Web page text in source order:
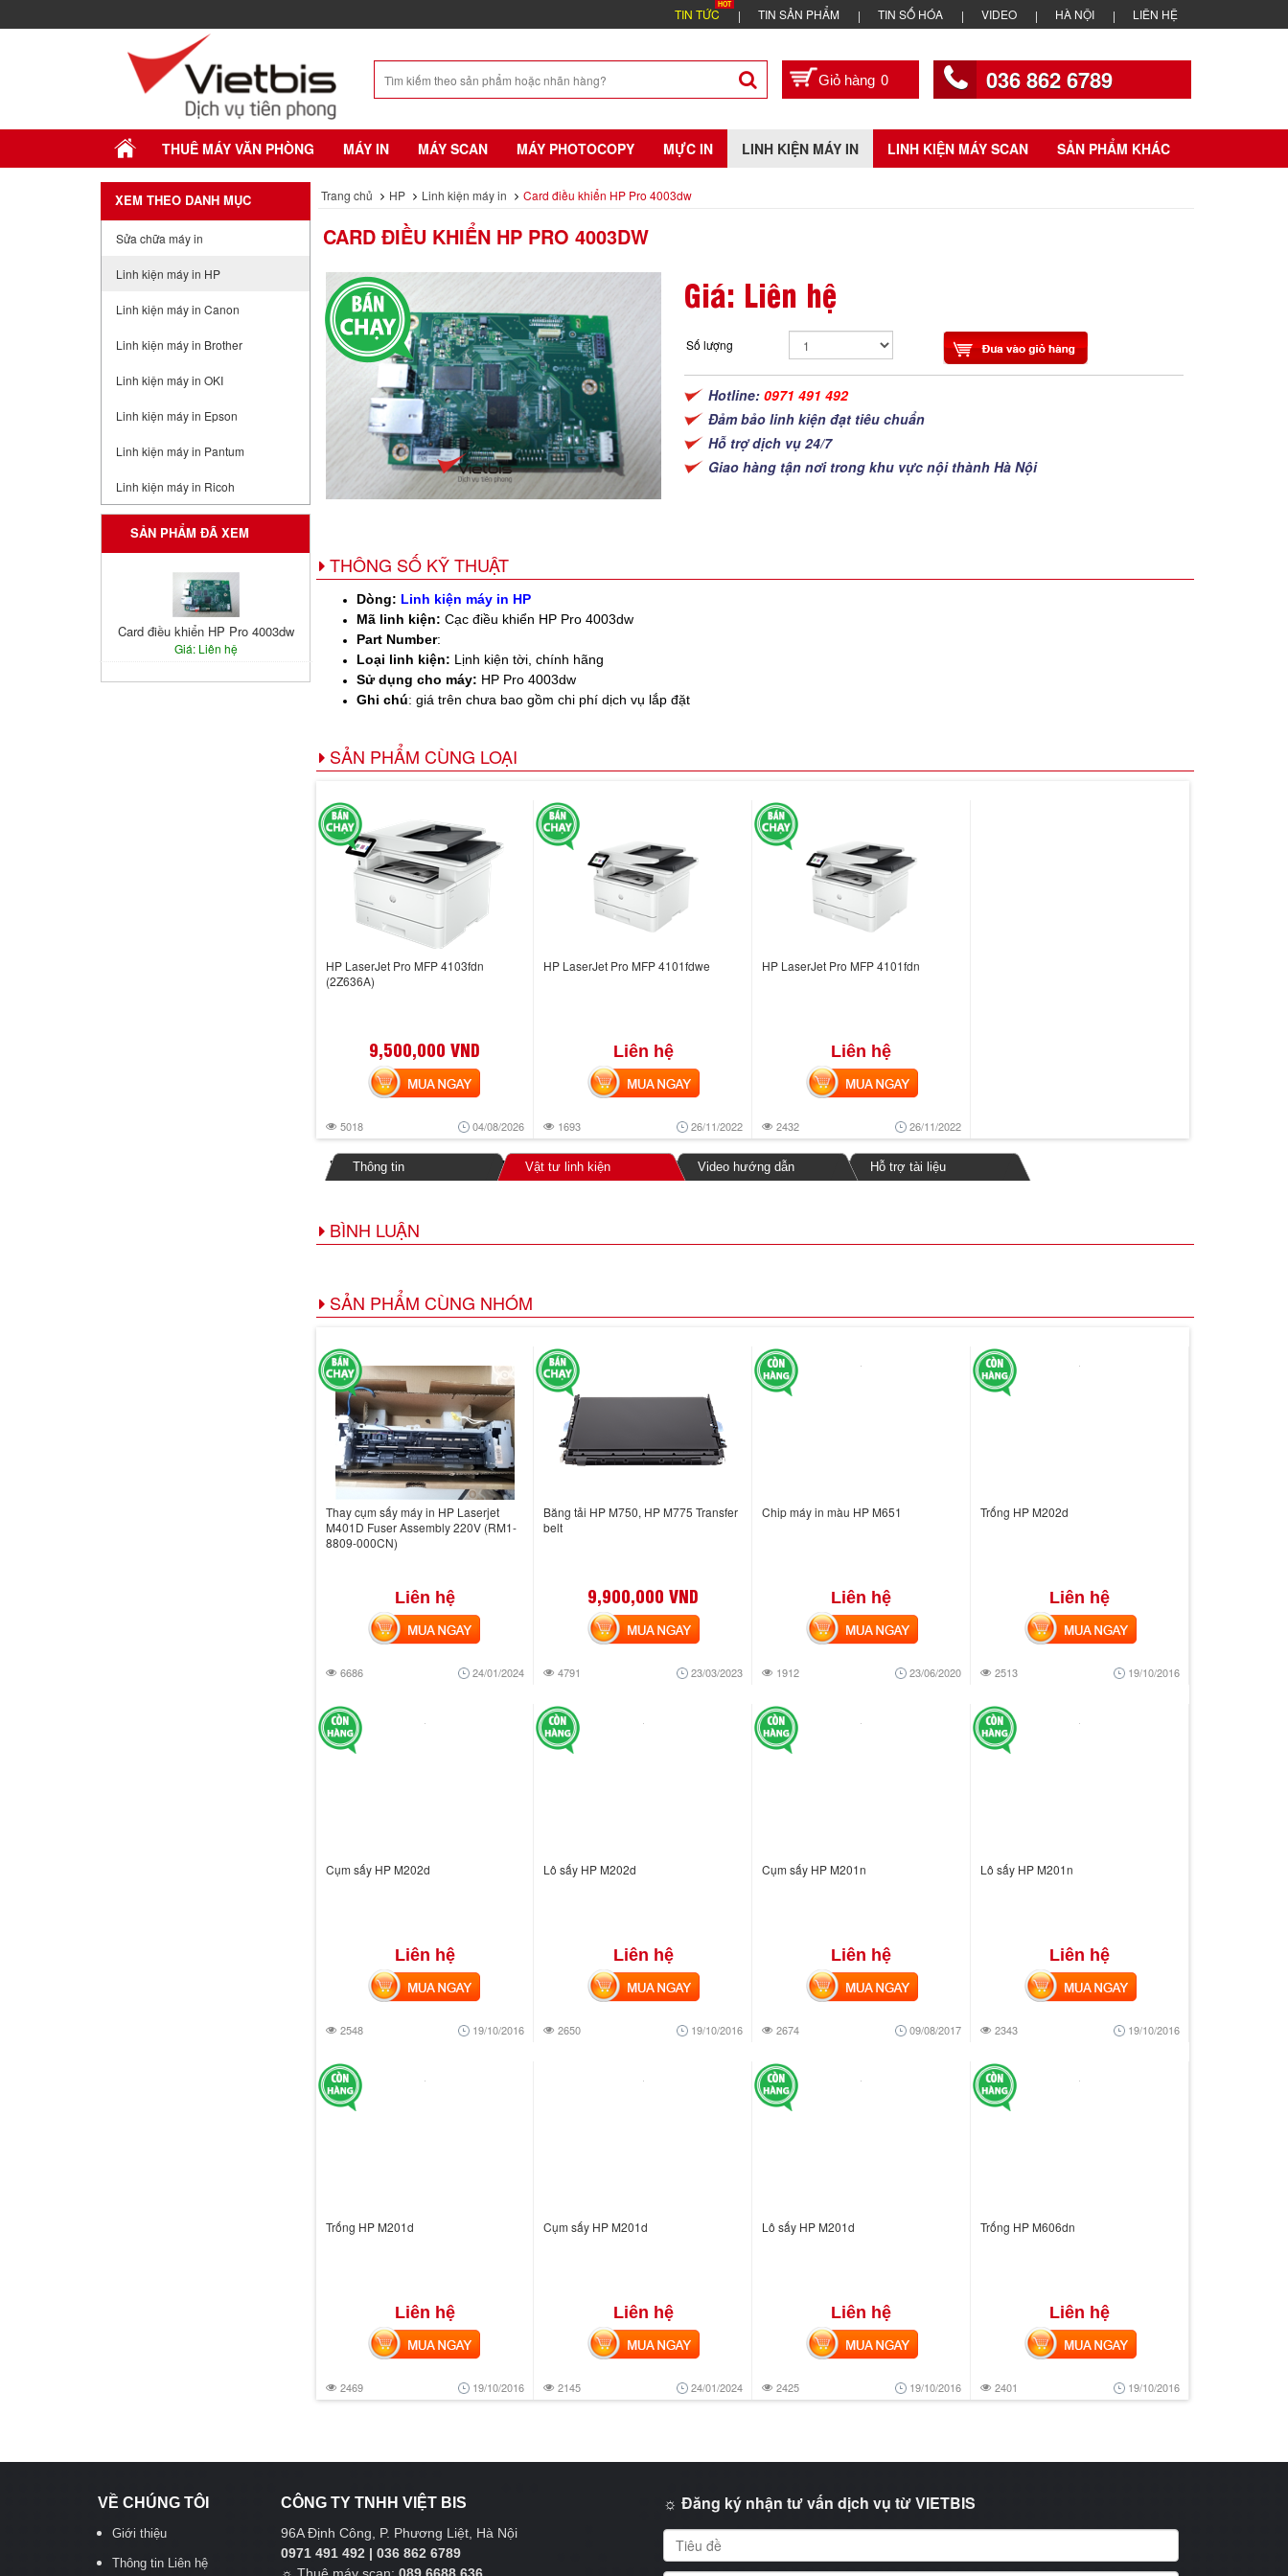
TIN TỨC TIN SẢN PHẨM TIN SỐ HÓA VIDEO HÀ NỘI LIÊN HỆ
0 036 862 6789
THUÊ MÁY VĂN PHÒNG MÁY IN MÁY SCAN MÁY PHOTOCOPY MỰC IN LINH KIỆN MÁY IN LINH KIỆN MÁY SCAN SẢN PHẨM KHÁC
XEM THEO DANH MỤC
Sửa chữa máy in
Linh kiện máy in HP
Linh kiện máy in Canon
Linh kiện máy in Brother
Linh kiện máy in OKI
Linh kiện máy in Epson
Linh kiện máy in Pantum
Linh kiện máy in Ricoh
SẢN PHẨM ĐÃ XEM
Card điều khiển HP Pro 4003dw
Giá: Liên hệ
Trang chủ HP Linh kiện máy in Card điều khiển HP Pro 4003dw
CARD ĐIỀU KHIỂN HP PRO 4003DW
Giá: Liên hệ
Số lượng
Hotline:0971 491 492
Đảm bảo linh kiện đạt tiêu chuẩn
Hỗ trợ dịch vụ 24/7
Giao hàng tận nơi trong khu vực nội thành Hà Nội
THÔNG SỐ KỸ THUẬT
Dòng: Linh kiện máy in HP
Mã linh kiện: Cạc điều khiển HP Pro 4003dw
Part Number:
Loại linh kiện: Lịnh kiện tời, chính hãng
Sử dụng cho máy: HP Pro 4003dw
Ghi chú: giá trên chưa bao gồm chi phí dịch vụ lắp đặt
SẢN PHẨM CÙNG LOẠI
HP LaserJet Pro MFP 4103fdn
(2Z636A)
9,500,000 VND
5018 04/08/2026
MUA NGAY
HP LaserJet Pro MFP 4101fdwe
Liên hệ
1693 26/11/2022
MUA NGAY
HP LaserJet Pro MFP 4101fdn
Liên hệ
2432 26/11/2022
MUA NGAY
Thông tin Vật tư linh kiện Video hướng dẫn Hỗ trợ tài liệu
BÌNH LUẬN
SẢN PHẨM CÙNG NHÓM
Thay cụm sấy máy in HP Laserjet
M401D Fuser Assembly 220V (RM1-
8809-000CN)
Liên hệ
6686 24/01/2024
MUA NGAY
Băng tải HP M750, HP M775 Transfer
belt
9,900,000 VND
4791 23/03/2023
MUA NGAY
Chip máy in màu HP M651
Liên hệ
1912 23/06/2020
MUA NGAY
Trống HP M202d
Liên hệ
2513 19/10/2016
MUA NGAY
Cụm sấy HP M202d
Liên hệ
2548 19/10/2016
MUA NGAY
Lô sấy HP M202d
Liên hệ
2650 19/10/2016
MUA NGAY
Cụm sấy HP M201n
Liên hệ
2674 09/08/2017
MUA NGAY
Lô sấy HP M201n
Liên hệ
2343 19/10/2016
MUA NGAY
Trống HP M201d
Liên hệ
2469 19/10/2016
MUA NGAY
Cụm sấy HP M201d
Liên hệ
2145 24/01/2024
MUA NGAY
Lô sấy HP M201d
Liên hệ
2425 19/10/2016
MUA NGAY
Trống HP M606dn
Liên hệ
2401 19/10/2016
MUA NGAY
VỀ CHÚNG TÔI
Giới thiệu
Thông tin Liên hệ
CÔNG TY TNHH VIỆT BIS
96A Định Công, P. Phương Liệt, Hà Nội
0971 491 492 | 036 862 6789
☼ Đăng ký nhận tư vấn dịch vụ từ VIETBIS